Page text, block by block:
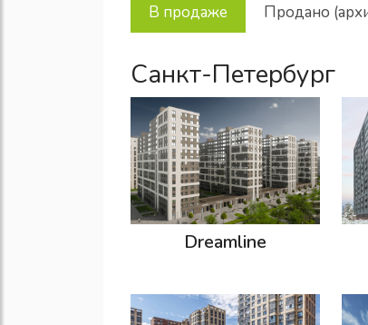
В продаже Продано
Санкт-Петербург
Dreamline